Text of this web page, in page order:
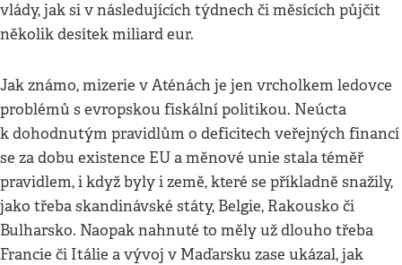
vlády, jak si v následujících týdnech či měsících půjčit
několik desítek miliard eur.
Jak známo, mizerie v Aténách je jen vrcholkem ledovce
problémů s evropskou fiskální politikou. Neúcta
k dohodnutým pravidlům o deficitech veřejných financí
se za dobu existence EU a měnové unie stala téměř
pravidlem, i když byly i země, které se příkladně snažily,
jako třeba skandinávské státy, Belgie, Rakousko či
Bulharsko. Naopak nahnuté to měly už dlouho třeba
Francie či Itálie a vývoj v Maďarsku zase ukázal, jak